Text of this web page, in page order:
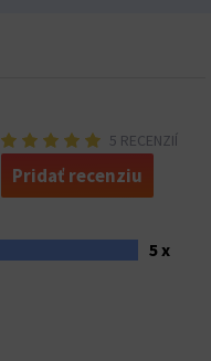
5 RECENZIÍ
Pridať recenziu
5 x